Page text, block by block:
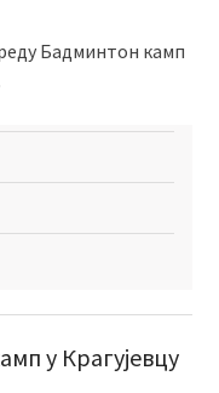
Бадминтон камп
у Крагујевцу